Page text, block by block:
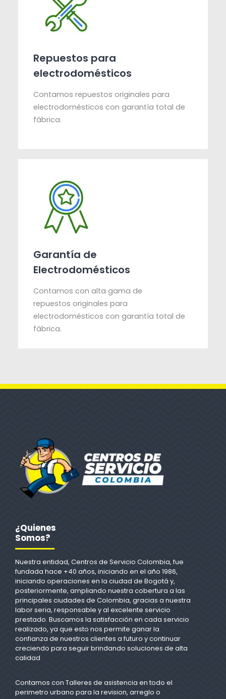
Repuestos para
electrodomésticos
Contamos repuestos originales para
electrodomésticos con garantía total de
fábrica.
Garantía de
Electrodomésticos
Contamos con alta gama de
repuestos originales para
electrodomésticos con garantía total de
fábrica.
¿Quienes
Somos?
Nuestra entidad, Centros de Servicio Colombia, fue
fundada hace +40 años, iniciando en el año 1986,
iniciando operaciones en la ciudad de Bogotá y,
posteriormente, ampliando nuestra cobertura a las
principales ciudades de Colombia, gracias a nuestra
labor seria, responsable y al excelente servicio
prestado. Buscamos la satisfacción en cada servicio
realizado, ya que esto nos permite ganar la
confianza de nuestros clientes a futuro y continuar
creciendo para seguir brindando soluciones de alta
calidad
Contamos con Talleres de asistencia en todo el
perimetro urbano para la revision, arreglo o